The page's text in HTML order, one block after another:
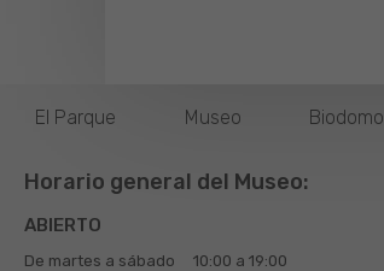
El Parque Museo Biodomo
Horario general del Museo:
ABIERTO
De martes a sábado 10:00 a 19:00